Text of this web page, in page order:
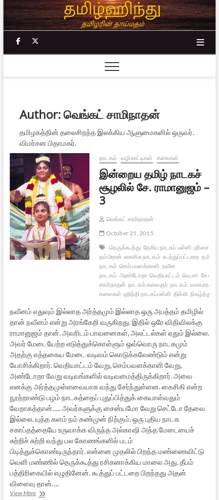
Skip
to
content
facebook
Author:வெங்கட் சாமிநாதன்
தமிழகத்தின் தலைசிறந்த இலக்கிய ஆளுமைகளில் ஒருவர்.
விமர்சன பிதாமகர்.
நாடகம் வழிகாட்டிகள் கலைகள்
இன்றைய தமிழ் நாடகச்
சூழலில் சே. ராமானுஜம் –
3
வெங்கட் சாமிநாதன்
October 25, 2015
தெருக்கூத்து தேசிய நாடகப் பள்ளி புரிசை
தம்பிரான் கைசிக நாடகம் கூத்துப்பட்டறை தமிழ்
நாடகம் செம்பவளக்காளி நவீன
நாடகம் அண்டோறா வெறியாட்டம் வெ.சா
சாமிநாதன் நாடகக் கலைஞர் நாடகம் மகாபாரத
கலைகள் ஹிந்தி நாடகப்பள்ளி தில்லி நிகழ்த்து
நவீனம் எதுவும் இல்லாத அர்த்தமும் இல்லாத ஒரு அபத்தம் தமிழில்
தான் நவீனம் என்று அரங்கேறி வருகிறது. இதில் ஒரே விதிவிலக்கு
ராமானுஜம் தான். அவரிடம் பாவனைகள், அலட்டல்கள் ஏதும் இல்லை.
அவர் மேடையேற்ற எடுத்துக்கொள்ளும் ஒவ்வொரு நாடகமும்
அதற்கு எத்தகைய மேடை வடிவம் கொடுக்கவேண்டும் என்று
யோசிக்கிறார். வெறியாட்டம் வேறு, செம்பவளக்காளி வேறு,
அண்டோறா வேறு வடிவங்களில் வடிவமைத்திருக்கிறார். அவை
எனக்கு அர்த்தமுள்ளவையாக வந்து சேர்ந்துள்ளன. கைசிகி என்ற
நூற்றாண்டு பழம் நாடகத்தைப் புதுப்பித்துக் கையாள்வதும்
வேறாகத்தான்….. அவர்களுக்கு சைன்யமோ வேறு செட்டோ தேவை
இல்லை. யுத்த களம் நம் கண்முன் நிற்கும். ஒரு புதிய நாடக
சகாப்தத்தையே உருவாக்க விருந்த அல்காஷி அந்த மேடையைச்
சுற்றிச் சுற்றி வந்து பல கோணங்களில் படம்
பிடித்துக்கொண்டிருந்தார். என்னை முதலில் பிறந்த மண்ணைவிட்டு
வெளி மண்ணில் தெருக்கூத்து ரசிகனாக்கிய மாலை அது. தீபம்
பத்திரிகையில் எழுதினேன். கூத்துப் பட்டறை பிறந்தது அதன்
விளைவு தான்….
View Moreஇன்றைய